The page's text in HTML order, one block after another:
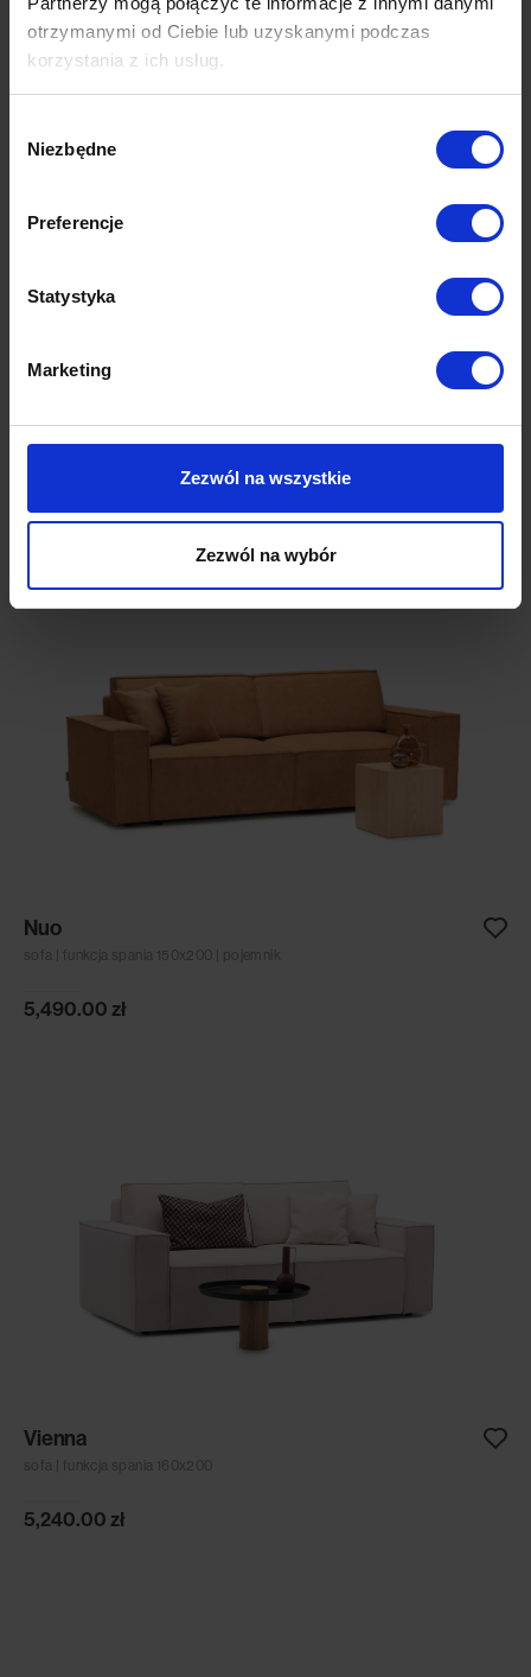
otrzymanymi od Ciebie lub uzyskanymi podczas
korzystania z ich usług.
zgody
Niezbędne
Preferencje
Statystyka
Marketing
Zezwól na wszystkie
Zezwól na wybór
Sienna
sofa dwuosobowa | modułowa
Nuo
sofa | funkcja spania 150x200 | pojemnik
5,490.00 zł
Vienna
sofa | funkcja spania 160x200
5,240.00 zł